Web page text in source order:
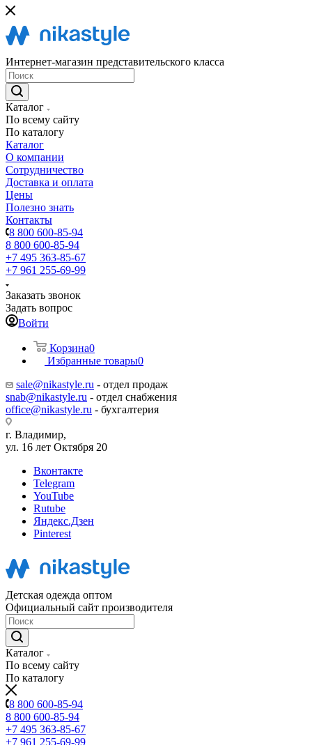
Интернет-магазин представительского класса
Каталог
По всему сайту
По каталогу
Каталог
О компании
Сотрудничество
Доставка и оплата
Цены
Полезно знать
Контакты
8 800 600-85-94
8 800 600-85-94
+7 495 363-85-67
+7 961 255-69-99
Заказать звонок
Задать вопрос
Войти
Корзина0
Избранные товары0
sale@nikastyle.ru - отдел продаж
snab@nikastyle.ru - отдел снабжения
office@nikastyle.ru - бухгалтерия
г. Владимир,
ул. 16 лет Октября 20
Вконтакте
Telegram
YouTube
Rutube
Яндекс.Дзен
Pinterest
Детская одежда оптом
Официальный сайт производителя
Каталог
По всему сайту
По каталогу
8 800 600-85-94
8 800 600-85-94
+7 495 363-85-67
+7 961 255-69-99